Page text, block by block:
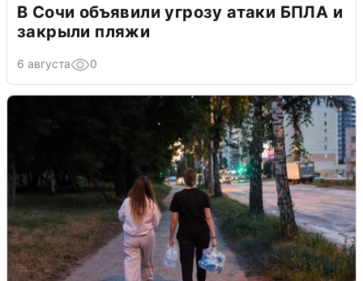
В Сочи объявили угрозу атаки БПЛА и
закрыли пляжи
6 августа 0